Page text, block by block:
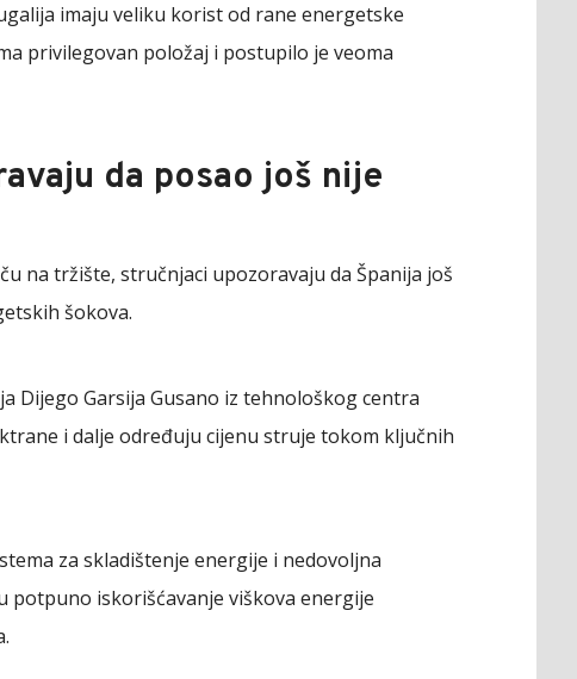
imaju veliku korist od rane energetske
privilegovan položaj i postupilo je veoma
da posao još nije
na tržište, stručnjaci upozoravaju da Španija još
šokova.
Dijego Garsija Gusano iz tehnološkog centra
i dalje određuju cijenu struje tokom ključnih
za skladištenje energije i nedovoljna
iskorišćavanje viškova energije